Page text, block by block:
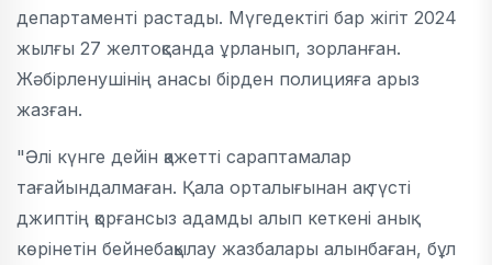
департаменті растады. Мүгедектігі бар жігіт 2024
жылғы 27 желтоқсанда ұрланып, зорланған.
Жәбірленушінің анасы бірден полицияға арыз
жазған.
"Әлі күнге дейін қажетті сараптамалар
тағайындалмаған. Қала орталығынан ақ түсті
джиптің қорғансыз адамды алып кеткені анық
көрінетін бейнебақылау жазбалары алынбаған, бұл